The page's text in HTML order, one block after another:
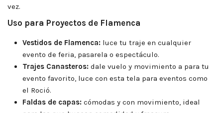
vez.
Uso para Proyectos de Flamenca
Vestidos de Flamenca: luce tu traje en cualquier
evento de feria, pasarela o espectáculo.
Trajes Canasteros: dale vuelo y movimiento a para tu
evento favorito, luce con esta tela para eventos como
el Roció.
Faldas de capas: cómodas y con movimiento, ideal